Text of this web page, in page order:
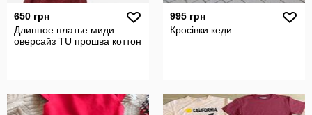
650 грн
Длинное платье миди
оверсайз TU прошва коттон
995 грн
Кросівки кеди